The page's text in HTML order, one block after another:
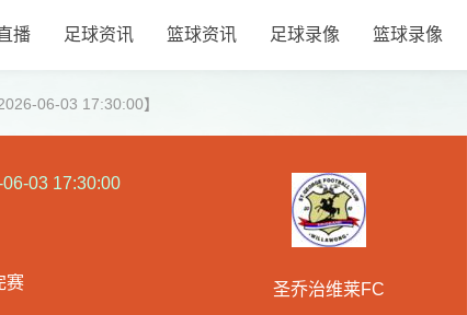
播 足球资讯 篮球资讯 足球录像 篮球录像
06-03 17:30:00】
06-03 17:30:00
赛 圣乔治维莱FC